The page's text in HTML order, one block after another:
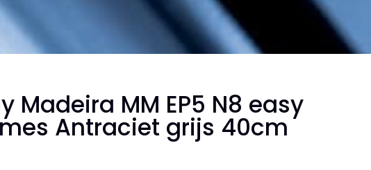
Madeira MM EP5 N8 easy
Antraciet grijs 40cm